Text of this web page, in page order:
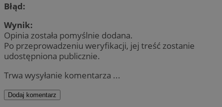
Błąd:
Wynik:
Opinia została pomyślnie dodana.
Po przeprowadzeniu weryfikacji, jej treść zostanie
udostępniona publicznie.
Trwa wysyłanie komentarza ...
Dodaj komentarz